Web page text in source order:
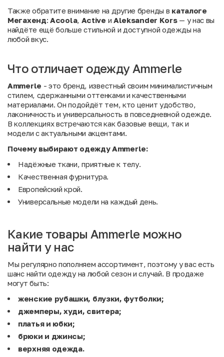
Также обратите внимание на другие бренды в каталоге
Мегахенд:Acoola, Active и Aleksander Kors— у нас вы
найдёте ещё больше стильной и доступной одежды на
любой вкус.
Что отличает одежду Ammerle
Ammerle - это бренд, известный своим минималистичным
стилем, сдержанными оттенками и качественными
материалами. Он подойдёт тем, кто ценит удобство,
лаконичность и универсальность в повседневной одежде.
В коллекциях встречаются как базовые вещи, так и
модели с актуальными акцентами.
Почему выбирают одежду Ammerle:
Надёжные ткани, приятные к телу.
Качественная фурнитура.
Европейский крой.
Универсальные модели на каждый день.
Какие товары Ammerle можно
найти у нас
Мы регулярно пополняем ассортимент, поэтому у вас есть
шанс найти одежду на любой сезон и случай. В продаже
могут быть:
женские рубашки, блузки, футболки;
джемперы, худи, свитера;
платья и юбки;
брюки и джинсы;
верхняя одежда.